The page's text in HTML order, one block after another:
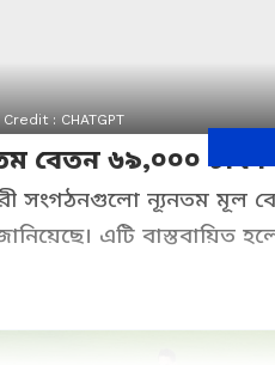
Credit : CHATGPT
বেতন ৬৯,০০০
সংগঠনগুলো ন্যূনতম মূল
এটি বাস্তবায়িত